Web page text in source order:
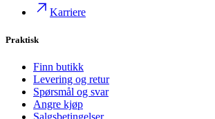
Karriere
Praktisk
Finn butikk
Levering og retur
Spørsmål og svar
Angre kjøp
Salgsbetingelser